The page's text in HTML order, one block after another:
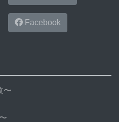
Facebook
〜